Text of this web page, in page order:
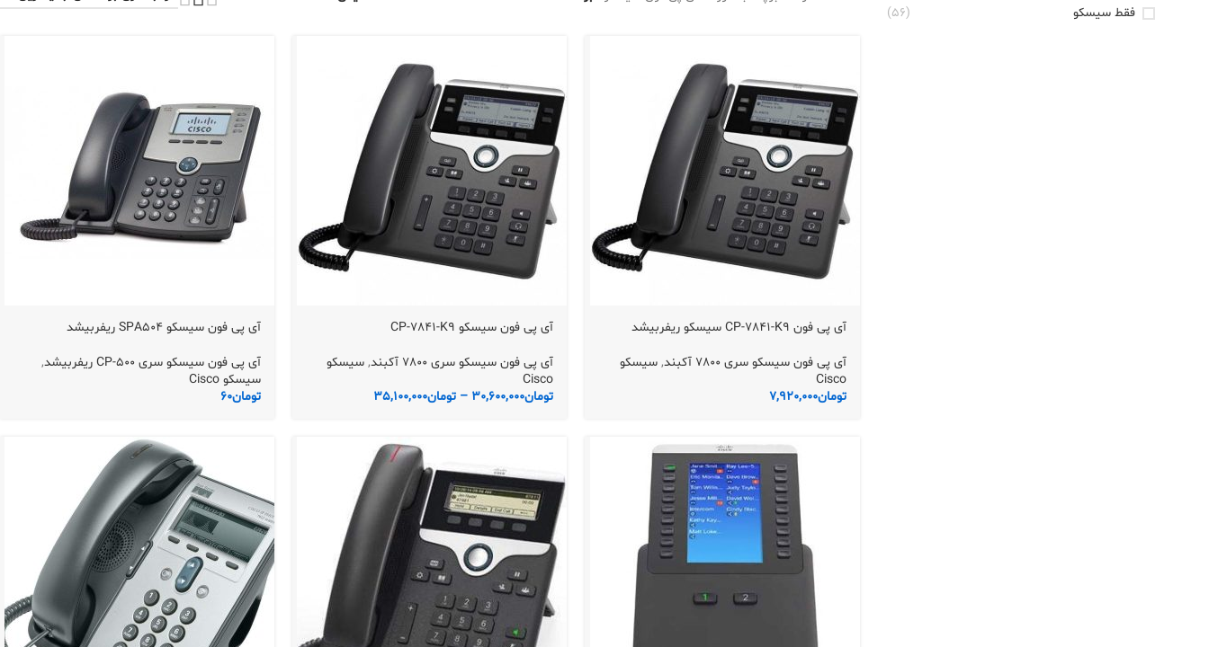
فقط سیسکو
(56)
آی پی فون CP-7841-K9 سیسکو ریفربیشد
آی پی فون سیسکو سری 7800 آکبند , سیسکو
Cisco
تومان7,920,000
آی پی فون سیسکو CP-7841-K9
آی پی فون سیسکو سری 7800 آکبند , سیسکو
Cisco
تومان30,600,000
– تومان35,100,000
آی پی فون سیسکو SPA504 ریفربیشد
آی پی فون سیسکو سری CP-500 ریفربیشد
,
سیسکو Cisco
تومان60